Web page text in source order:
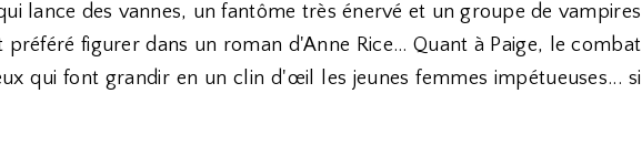
lance des vannes, un fantôme très énervé et un groupe de vampires
figurer dans un roman d'Anne Rice... Quant à Paige, le combat
qui font grandir en un clin d'œil les jeunes femmes impétueuses... si